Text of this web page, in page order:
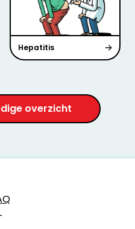
Hepatitis
overzicht